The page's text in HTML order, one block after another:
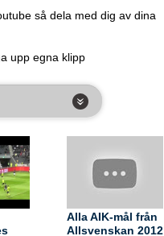
så dela med dig av dina
upp egna klipp
Alla AIK-mål från
Allsvenskan 2012